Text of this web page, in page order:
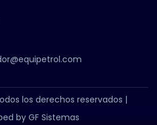
los derechos reservados |
by GF Sistemas